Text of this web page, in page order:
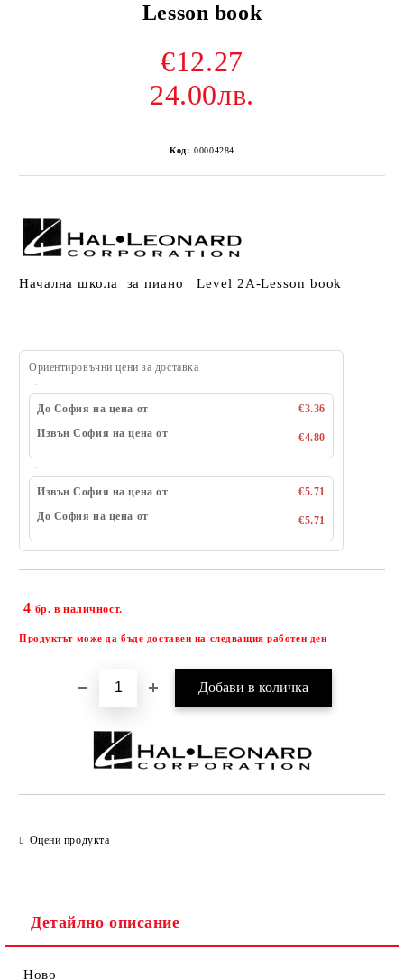
Lesson book
€12.27
24.00лв.
Код: 00004284
Началнa школa за пиано Level 2A-Lesson book
Ориентировъчни цени за доставка
До София на цена от
€3.36
Извън София на цена от
€4.80
Извън София на цена от
€5.71
До София на цена от
€5.71
4 бр. в наличност.
Продуктът може да бъде доставен на следващия работен ден
Оцени продукта
Детайлно описание
Ново